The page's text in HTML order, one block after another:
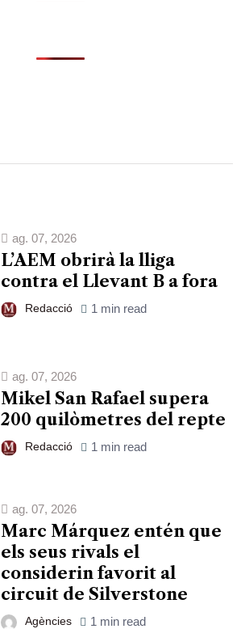
ag. 07, 2026
L’AEM obrirà la lliga
contra el Llevant B a fora
Redacció 1 min read
ag. 07, 2026
Mikel San Rafael supera
200 quilòmetres del repte
Redacció 1 min read
ag. 07, 2026
Marc Márquez entén que
els seus rivals el
considerin favorit al
circuit de Silverstone
Agències 1 min read